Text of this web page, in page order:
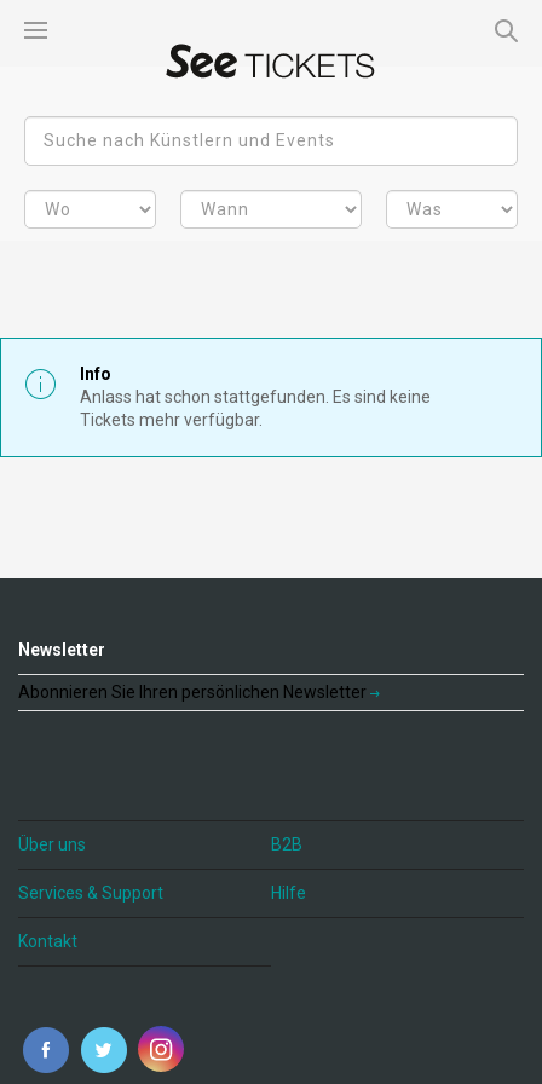
Info
Anlass hat schon stattgefunden. Es sind keine
Tickets mehr verfügbar.
Newsletter
Abonnieren Sie Ihren persönlichen Newsletter
Über uns B2B
Services & Support Hilfe
Kontakt